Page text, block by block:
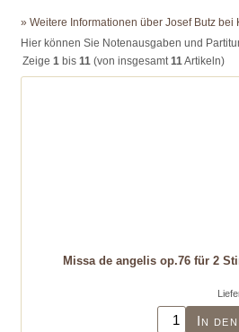
» Weitere Informationen über Josef Butz bei
Hier können Sie Notenausgaben und
Zeige 1 bis 11 (von insgesamt11Artikeln)
Missa de angelis op.76 für 2
In